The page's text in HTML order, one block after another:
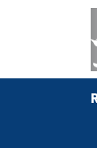
Merkez
Merkez